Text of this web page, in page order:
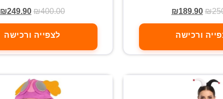
₪
₪189.90
ורכישה
₪400.00
₪249.90
לצפייה ורכישה